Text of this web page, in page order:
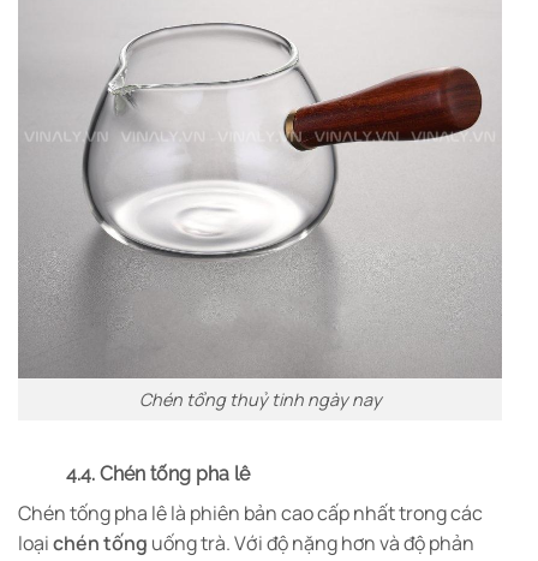
Chén tổng thuỷ tinh ngày nay
4.4. Chén tống pha lê
Chén tống pha lê là phiên bản cao cấp nhất trong các
loạichén tống uống trà. Với độ nặng hơn và độ phản